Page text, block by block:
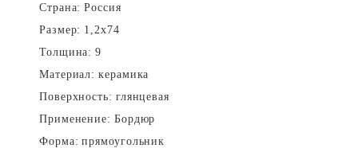
Страна: Россия
Размер: 1,2x74
Толщина: 9
Материал: керамика
Поверхность: глянцевая
Применение: Бордюр
Форма: прямоугольник